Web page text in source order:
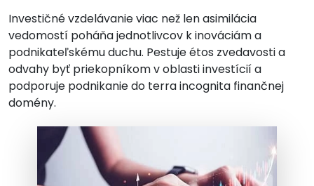
Investičné vzdelávanie viac než len asimilácia
vedomostí poháňa jednotlivcov k inováciám a
podnikateľskému duchu. Pestuje étos zvedavosti a
odvahy byť priekopníkom v oblasti investícií a
podporuje podnikanie do terra incognita finančnej
domény.